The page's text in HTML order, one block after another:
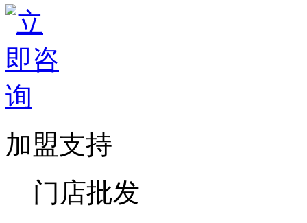
加盟支持
门店批发